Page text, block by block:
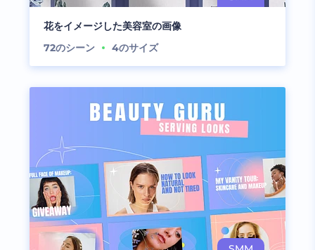
花をイメージした美容室の画像
72のシーン 4のサイズ